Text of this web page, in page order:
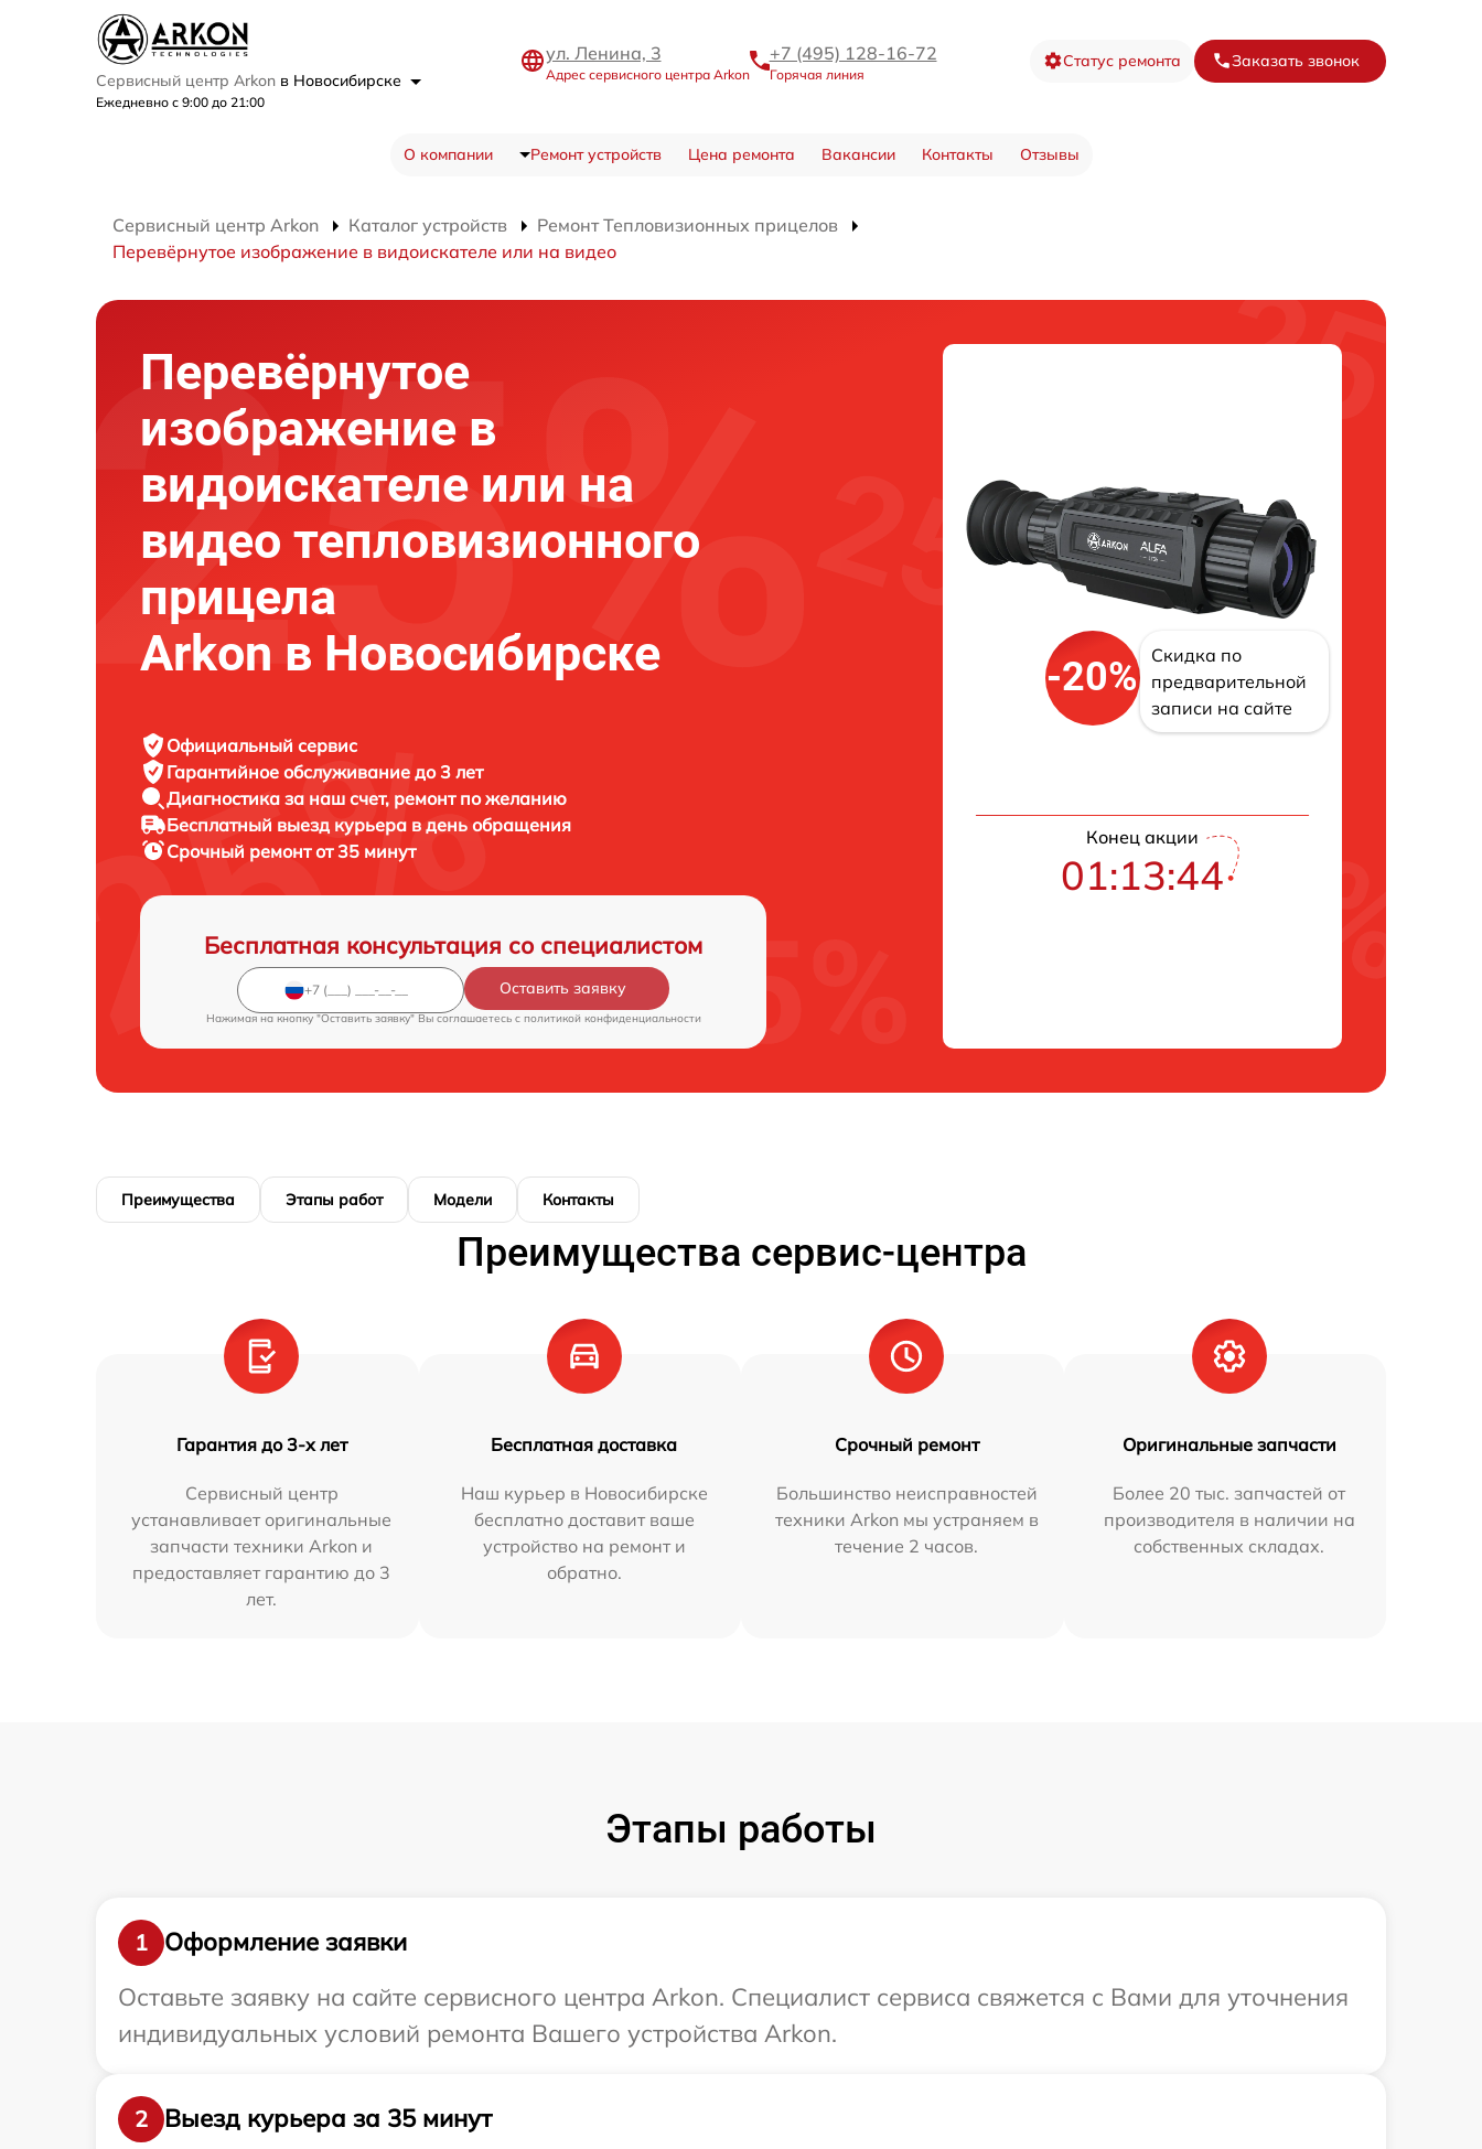
Сервисный центр Arkon в Новосибирске
Ежедневно с 9:00 до 21:00
ул. Ленина, 3
Адрес сервисного центра Arkon
+7 (495) 128-16-72
Горячая линия
Статус ремонта Заказать звонок
О компании Ремонт устройств Цена ремонта Вакансии Контакты Отзывы
Сервисный центр Arkon Каталог устройств
Ремонт Тепловизионных прицелов
Перевёрнутое изображение в видоискателе или на видео
Перевёрнутое
изображение в
видоискателе или на
видео тепловизионного
прицела
Arkon в Новосибирске
Официальный сервис
Гарантийное обслуживание до 3 лет
Диагностика за наш счет, ремонт по желанию
Бесплатный выезд курьера в день обращения
Срочный ремонтот 35 минут
Бесплатная консультация со специалистом
Оставить заявку
Нажимая на кнопку "Оставить заявку" Вы соглашаетесь c политикой конфиденциальности
-20%
Скидка по
предварительной
записи на сайте
Конец акции
01:13:43
Преимущества Этапы работ Модели Контакты
Преимущества сервис-центра
Гарантия до 3-х лет
Сервисный центр
устанавливает оригинальные
запчасти техники Arkon и
предоставляет гарантию до 3
лет.
Бесплатная доставка
Наш курьер в Новосибирске
бесплатно доставит ваше
устройство на ремонт и
обратно.
Срочный ремонт
Большинство неисправностей
техники Arkon мы устраняем в
течение 2 часов.
Оригинальные запчасти
Более 20 тыс. запчастей от
производителя в наличии на
собственных складах.
Этапы работы
1
Оформление заявки
Оставьте заявку на сайте сервисного центра Arkon. Специалист сервиса свяжется с Вами для уточнения
индивидуальных условий ремонта Вашего устройства Arkon.
2
Выезд курьера за 35 минут